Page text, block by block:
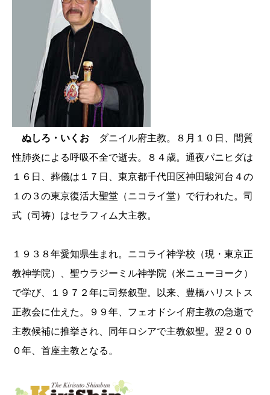
ぬしろ・いくお ダニイル府主教。８月１０日、間質
性肺炎による呼吸不全で逝去。８４歳。通夜パニヒダは
１６日、葬儀は１７日、東京都千代田区神田駿河台４の
１の３の東京復活大聖堂（ニコライ堂）で行われた。司
式（司祷）はセラフィム大主教。
１９３８年愛知県生まれ。ニコライ神学校（現・東京正
教神学院）、聖ウラジーミル神学院（米ニューヨーク）
で学び、１９７２年に司祭叙聖。以来、豊橋ハリストス
正教会に仕えた。９９年、フェオドシイ府主教の急逝で
主教候補に推挙され、同年ロシアで主教叙聖。翌２００
０年、首座主教となる。